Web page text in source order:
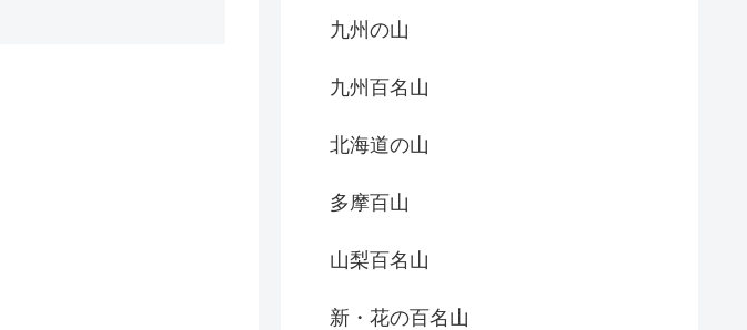
九州の山
九州百名山
北海道の山
多摩百山
山梨百名山
新・花の百名山